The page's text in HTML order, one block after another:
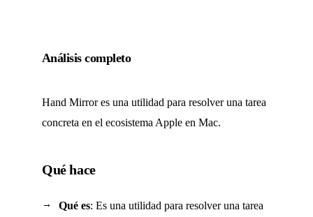
Análisis completo
Hand Mirror es una utilidad para resolver una tarea
concreta en el ecosistema Apple en Mac.
Qué hace
Qué es: Es una utilidad para resolver una tarea